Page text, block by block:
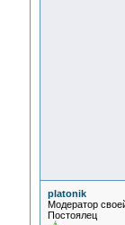
platonik
Модератор
Постоялец